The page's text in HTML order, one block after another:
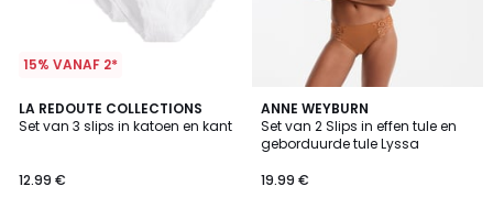
15% VANAF 2*
LA REDOUTE COLLECTIONS
Set van 3 slips in katoen en kant
12.99 €
3.5
/ 5
3
Kleuren
ANNE WEYBURN
Set van 2 Slips in effen tule en
geborduurde tule Lyssa
19.99 €
4.3
/ 5